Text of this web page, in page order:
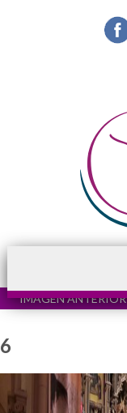
IMAGEN ANTERIOR
6